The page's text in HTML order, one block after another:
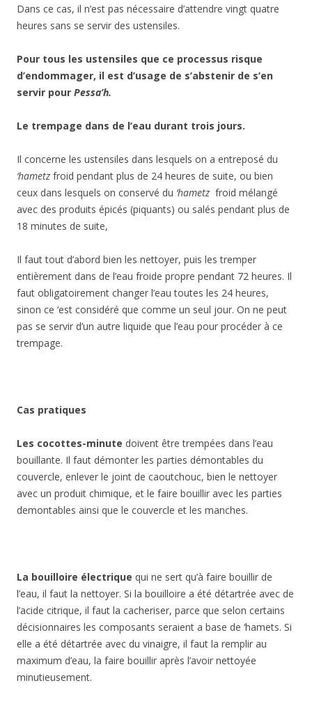
Dans ce cas, il n’est pas nécessaire d’attendre vingt quatre
heures sans se servir des ustensiles.
Pour tous les ustensiles que ce processus risque
d’endommager, il est d’usage de s’abstenir de s’en
servir pour Pessa’h.
Le trempage dans de l’eau durant trois jours.
Il concerne les ustensiles dans lesquels on a entreposé du
‘hametz froid pendant plus de 24 heures de suite, ou bien
ceux dans lesquels on conservé du ‘hametz froid mélangé
avec des produits épicés (piquants) ou salés pendant plus de
18 minutes de suite,
Il faut tout d’abord bien les nettoyer, puis les tremper
entièrement dans de l’eau froide propre pendant 72 heures. Il
faut obligatoirement changer l’eau toutes les 24 heures,
sinon ce ‘est considéré que comme un seul jour. On ne peut
pas se servir d’un autre liquide que l’eau pour procéder à ce
trempage.
Cas pratiques
Les cocottes-minute doivent être trempées dans l’eau
bouillante. Il faut démonter les parties démontables du
couvercle, enlever le joint de caoutchouc, bien le nettoyer
avec un produit chimique, et le faire bouillir avec les parties
demontables ainsi que le couvercle et les manches.
La bouilloire électrique qui ne sert qu’à faire bouillir de
l’eau, il faut la nettoyer. Si la bouilloire a été détartrée avec de
l’acide citrique, il faut la cacheriser, parce que selon certains
décisionnaires les composants seraient a base de ‘hamets. Si
elle a été détartrée avec du vinaigre, il faut la remplir au
maximum d’eau, la faire bouillir après l’avoir nettoyée
minutieusement.